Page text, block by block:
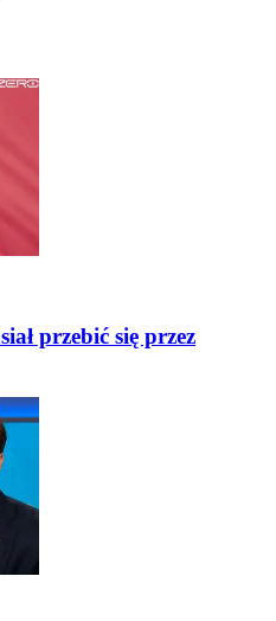
przebić się przez